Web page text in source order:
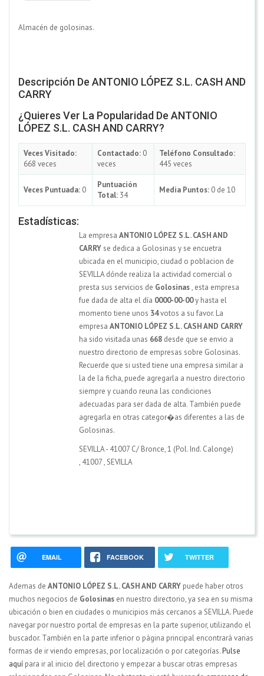
Almacén de golosinas.
Descripción De ANTONIO LÓPEZ S.L. CASH AND
CARRY
¿Quieres Ver La Popularidad De ANTONIO
LÓPEZ S.L. CASH AND CARRY?
Veces Visitado:
668 veces
Contactado: 0
veces
Teléfono Consultado:
445 veces
Veces Puntuada: 0
Puntuación
Total: 34
Media Puntos: 0 de 10
Estadísticas:
La empresa ANTONIO LÓPEZ S.L. CASH AND
CARRYse dedica a Golosinas y se encuetra
ubicada en el municipio, ciudad o poblacion de
SEVILLA dónde realiza la actividad comercial o
presta sus servicios de Golosinas, esta empresa
fue dada de alta el día 0000-00-00y hasta el
momento tiene unos 34votos a su favor. La
empresa ANTONIO LÓPEZ S.L. CASH AND CARRY
ha sido visitada unas 668 desde que se envio a
nuestro directorio de empresas sobre Golosinas.
Recuerde que si usted tiene una empresa similar a
la de la ficha, puede agregarla a nuestro directorio
siempre y cuando reuna las condiciones
adecuadas para ser dada de alta. También puede
agregarla en otras categor�as diferentes a las de
Golosinas.
SEVILLA - 41007 C/ Bronce, 1 (Pol. Ind. Calonge)
, 41007,SEVILLA
EMAIL FACEBOOK TWITTER
Ademas de ANTONIO LÓPEZ S.L. CASH AND CARRY puede haber otros
muchos negocios de Golosinas en nuestro directorio, ya sea en su misma
ubicación o bien en ciudades o municipios más cercanos a SEVILLA. Puede
navegar por nuestro portal de empresas en la parte superior, utilizando el
buscador. También en la parte inferior o página principal encontrará varias
formas de ir viendo empresas, por localización o por categorías.Pulse
aquí para ir al inicio del directorio y empezar a buscar otras empresas